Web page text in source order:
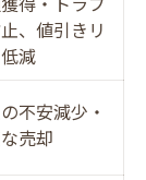
得・トラブ
、値引きリ
減
不安減少・
売却